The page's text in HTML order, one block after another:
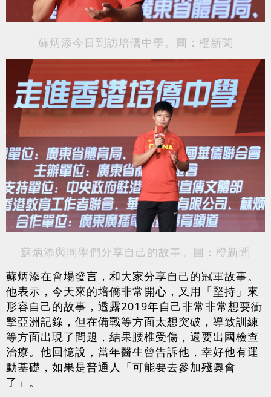
蘇炳添今日到訪培僑中學。圖：橙新聞
蘇炳添與同學們分享自己的故事。圖：橙新聞
蘇炳添在會場發言，和大家分享自己的冠軍故事。
他表示，今天來的培僑非常開心，又用「堅持」來
形容自己的故事，透露2019年自己非常非常想要衝
擊亞洲記錄，但在備戰等方面太想突破，導致訓練
等方面出現了問題，結果腰椎受傷，還要出國檢查
治療。他回憶說，當年醫生曾告訴他，幸好他有運
動基礎，如果是普通人「可能要去參加殘奧會
了」。